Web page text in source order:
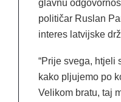
glavnu
političar Ruslan
interes latvijske
“Prije svega, htjeli
kako pljujemo po
Velikom bratu, taj